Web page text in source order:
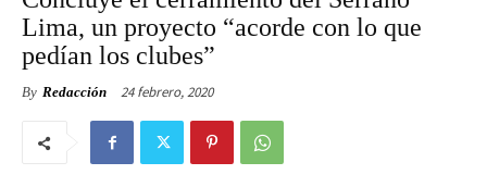
Lima, un proyecto “acorde con lo que
pedían los clubes”
By Redacción 24 febrero, 2020